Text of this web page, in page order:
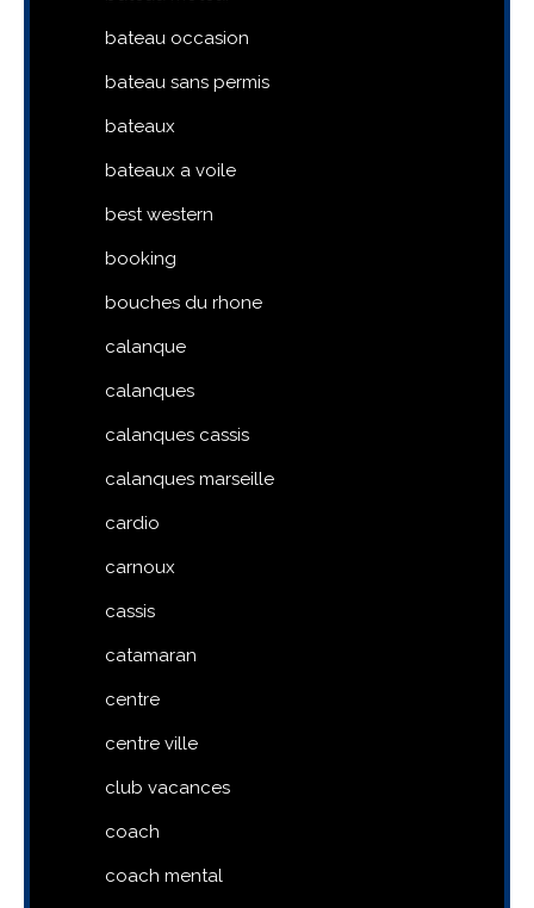
bateau occasion
bateau sans permis
bateaux
bateaux a voile
best western
booking
bouches du rhone
calanque
calanques
calanques cassis
calanques marseille
cardio
carnoux
cassis
catamaran
centre
centre ville
club vacances
coach
coach mental